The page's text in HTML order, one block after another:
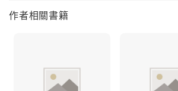
作者相關書籍